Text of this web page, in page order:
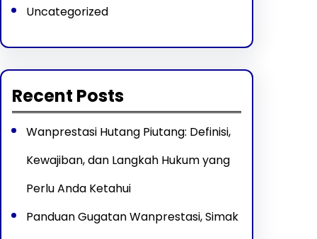
Uncategorized
Recent Posts
Wanprestasi Hutang Piutang: Definisi,
Kewajiban, dan Langkah Hukum yang
Perlu Anda Ketahui
Panduan Gugatan Wanprestasi, Simak